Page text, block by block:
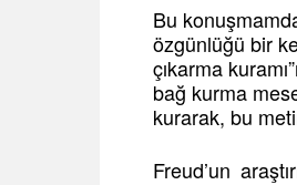
Bu
özgünlüğü bir
çıkarma
bağ kurma
kurarak, bu
Freud’un